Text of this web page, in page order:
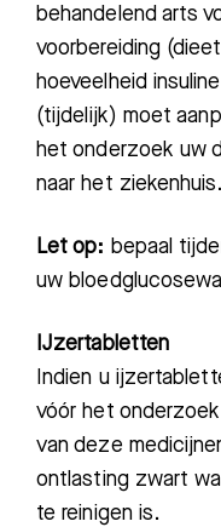
behandelend arts
voorbereiding
hoeveelheid
(tijdelijk) moet
het onderzoek uw
naar het ziekenhuis.
Let op: bepaal
uw
IJzertabletten
Indien u
vóór het
van deze
ontlasting zwart
te reinigen is.